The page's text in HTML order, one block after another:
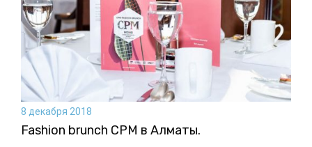
8 декабря 2018
Fashion brunch CPM в Алматы.